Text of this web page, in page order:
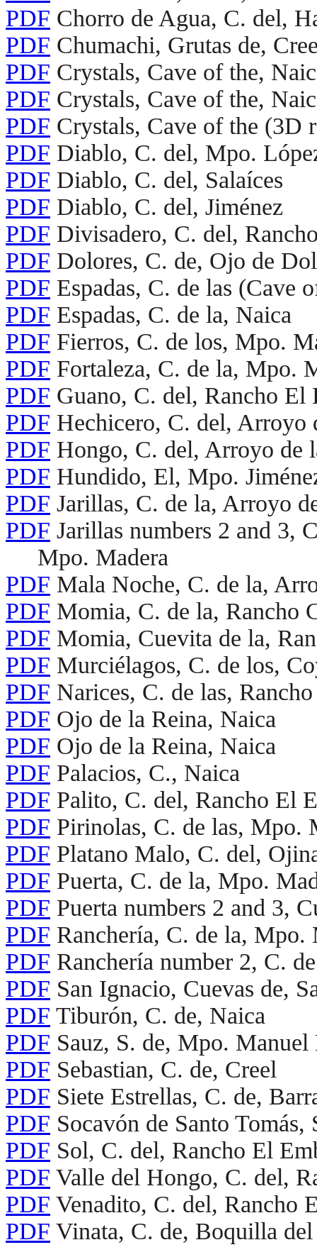
PDF Chorro de Agua, C. del,
PDF Chumachi, Grutas de,
PDF Crystals, Cave of the,
PDF Crystals, Cave of the,
PDF Crystals, Cave of the (3D
PDF Diablo, C. del, Mpo.
PDF Diablo, C. del, Salaíces
PDF Diablo, C. del, Jiménez
PDF Divisadero, C. del,
PDF Dolores, C. de, Ojo de
PDF Espadas, C. de las (Cave
PDF Espadas, C. de la, Naica
PDF Fierros, C. de los, Mpo.
PDF Fortaleza, C. de la, Mpo.
PDF Guano, C. del, Rancho
PDF Hechicero, C. del, Arroyo
PDF Hongo, C. del, Arroyo de
PDF Hundido, El, Mpo.
PDF Jarillas, C. de la, Arroyo
PDF Jarillas numbers 2 and 3,
Mpo. Madera
PDF Mala Noche, C. de la,
PDF Momia, C. de la, Rancho
PDF Momia, Cuevita de la,
PDF Murciélagos, C. de los,
PDF Narices, C. de las,
PDF Ojo de la Reina, Naica
PDF Ojo de la Reina, Naica
PDF Palacios, C., Naica
PDF Palito, C. del, Rancho El
PDF Pirinolas, C. de las, Mpo.
PDF Platano Malo, C. del,
PDF Puerta, C. de la, Mpo.
PDF Puerta numbers 2 and 3,
PDF Ranchería, C. de la, Mpo.
PDF Ranchería number 2, C.
PDF San Ignacio, Cuevas de,
PDF Tiburón, C. de, Naica
PDF Sauz, S. de, Mpo. Manuel
PDF Sebastian, C. de, Creel
PDF Siete Estrellas, C. de,
PDF Socavón de Santo Tomás,
PDF Sol, C. del, Rancho El
PDF Valle del Hongo, C. del,
PDF Venadito, C. del, Rancho
PDF Vinata, C. de, Boquilla del